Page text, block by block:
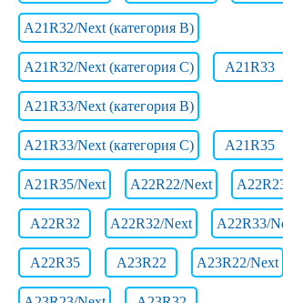
A21R32/Next (категория B)
A21R32/Next (категория C) A21R33
A21R33/Next (категория B)
A21R33/Next (категория C) A21R35
A21R35/Next A22R22/Next
A22R32 A22R32/Next A22R33/
A22R35 A23R22 A23R22/Next